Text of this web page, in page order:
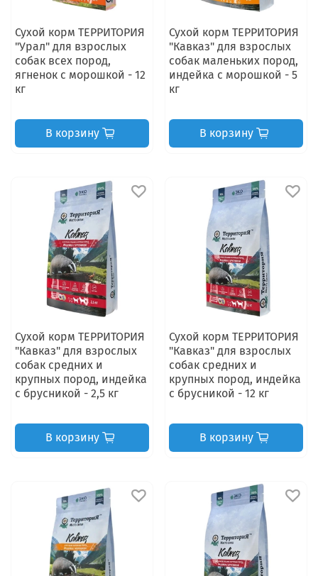
Сухой корм ТЕРРИТОРИЯ
"Урал" для взрослых
собак всех пород,
ягненок с морошкой - 12
кг
В корзину
Сухой корм ТЕРРИТОРИЯ
"Кавказ" для взрослых
собак маленьких пород,
индейка с морошкой - 5
кг
В корзину
Сухой корм ТЕРРИТОРИЯ
"Кавказ" для взрослых
собак средних и
крупных пород, индейка
с брусникой - 2,5 кг
В корзину
Сухой корм ТЕРРИТОРИЯ
"Кавказ" для взрослых
собак средних и
крупных пород, индейка
с брусникой - 12 кг
В корзину